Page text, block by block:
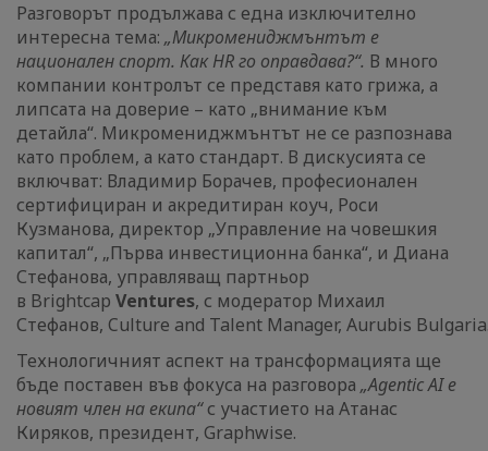
Разговорът продължава с една изключително
интересна тема: „Микромениджмънтът е
национален спорт. Как HR го оправдава?“. В много
компании контролът се представя като грижа, а
липсата на доверие – като „внимание към
детайла“. Микромениджмънтът не се разпознава
като проблем, а като стандарт. В дискусията се
включват: Владимир Борачев, професионален
сертифициран и акредитиран коуч, Роси
Кузманова, директор „Управление на човешкия
капитал“, „Първа инвестиционна банка“, и Диана
Стефанова, управляващ партньор
в Brightcap Ventures, с модератор Михаил
Стефанов, Culture and Talent Manager, Aurubis
Технологичният аспект на трансформацията ще
бъде поставен във фокуса на разговора „Agentic AI е
новият член на екипа“с участието на Атанас
Киряков, президент, Graphwise.